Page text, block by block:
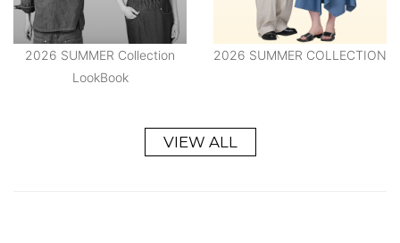
2026 SUMMER Collection
LookBook
2026 SUMMER COLLECTION
VIEW ALL